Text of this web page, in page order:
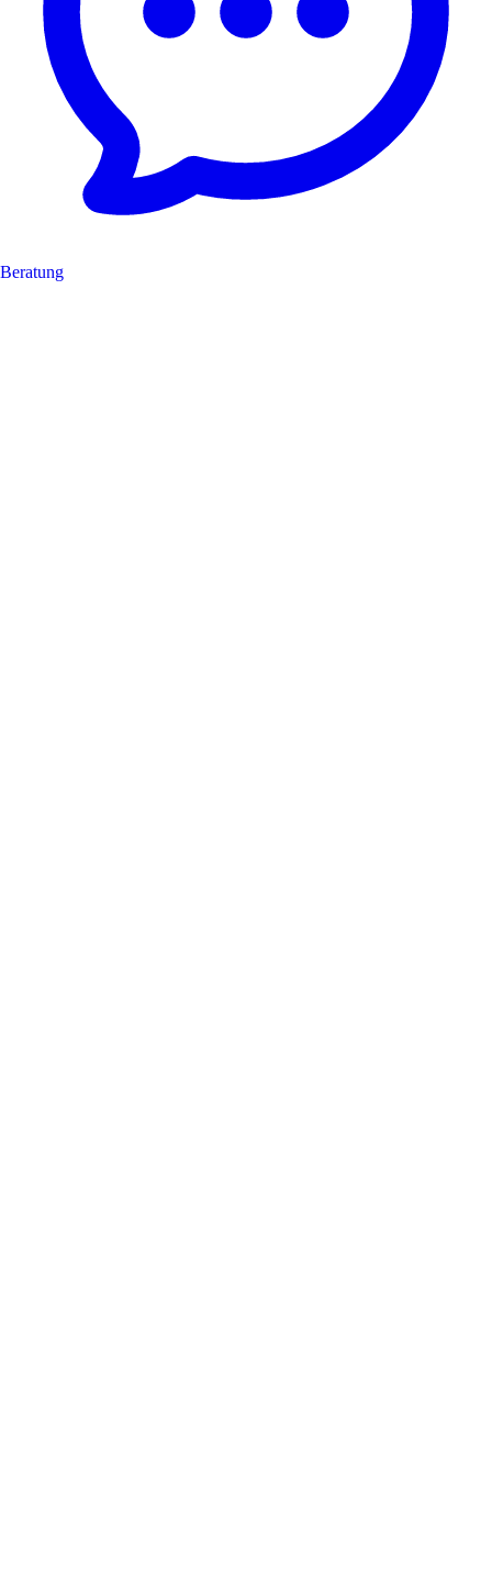
Beratung